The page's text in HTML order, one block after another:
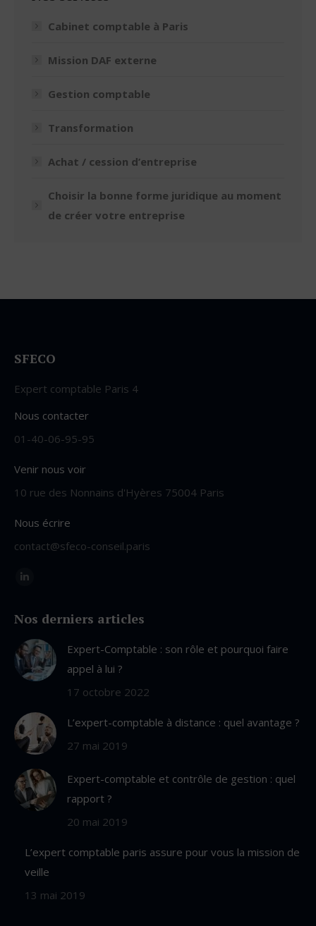
Cabinet comptable à Paris
Mission DAF externe
Gestion comptable
Transformation
Achat / cession d’entreprise
Choisir la bonne forme juridique au moment
de créer votre entreprise
SFECO
Expert comptable Paris 4
Nous contacter
01-40-06-95-95
Venir nous voir
10 rue des Nonnains d'Hyères 75004 Paris
Nous écrire
contact@sfeco-conseil.paris
Trouvez nous sur :
LinkedIn
opens
in
new
window
Nos derniers articles
Expert-Comptable : son rôle et pourquoi faire
appel à lui ?
17 octobre 2022
L’expert-comptable à distance : quel avantage ?
27 mai 2019
Expert-comptable et contrôle de gestion : quel
rapport ?
20 mai 2019
L’expert comptable paris assure pour vous la mission de
veille
13 mai 2019